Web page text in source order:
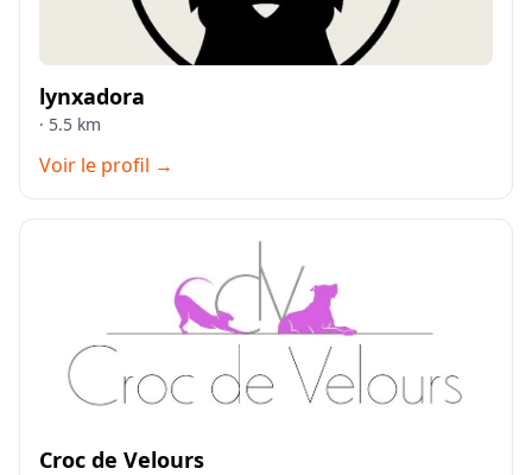
lynxadora
· 5.5 km
Voir le profil →
Croc de Velours